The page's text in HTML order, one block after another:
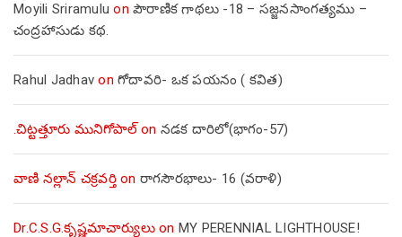
Moyili Sriramulu on పౌరాణిక గాథలు -18 – సజ్జనసాంగత్యము –
చంద్రహాసుడు కథ.
Rahul Jadhav on గోదావరి- ఒక పయనం ( కవిత)
.చిట్టత్తూరు మునిగోపాల్on నడక దారిలో(భాగం-57)
వాణి నల్లాన్ చక్రవర్తిon రాగసౌరభాలు- 16 (వరాళి)
Dr.C.S.G.కృష్ణమాచార్యులుon MY PERENNIAL LIGHTHOUSE!